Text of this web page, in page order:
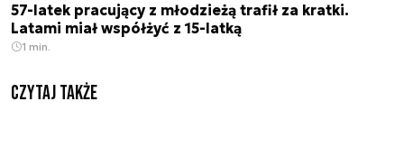
57-latek pracujący z młodzieżą trafił za kratki.
Latami miał współżyć z 15-latką
1 min.
Czytaj także